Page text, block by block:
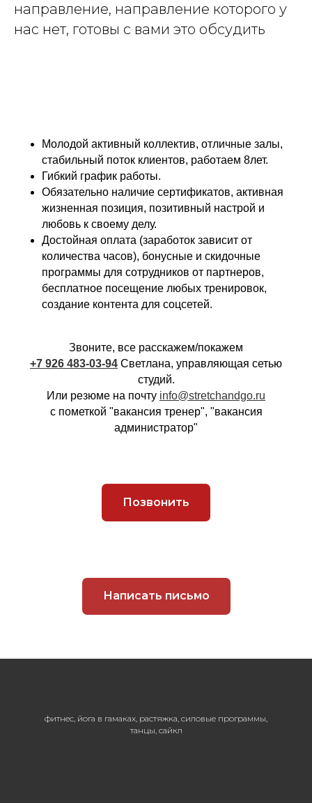
направление, направление которого у
нас нет, готовы с вами это обсудить
Молодой активный коллектив, отличные залы,
стабильный поток клиентов, работаем 8лет.
Гибкий график работы.
Обязательно наличие сертификатов, активная
жизненная позиция, позитивный настрой и
любовь к своему делу.
Достойная оплата (заработок зависит от
количества часов), бонусные и скидочные
программы для сотрудников от партнеров,
бесплатное посещение любых тренировок,
создание контента для соцсетей.
Звоните, все расскажем/покажем
+7 926 483-03-94 Светлана, управляющая сетью
студий.
Или резюме на почту info@stretchandgo.ru
с пометкой "вакансия тренер", "вакансия
администратор"
Позвонить
Написать письмо
фитнес, йога в гамаках, растяжка, силовые программы,
танцы, сайкл